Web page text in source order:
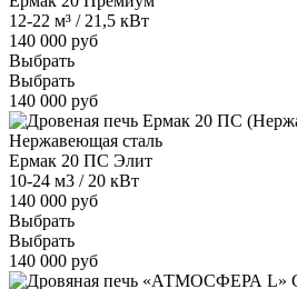
12-22 м³ / 21,5 кВт
140 000 руб
Выбрать
Выбрать
140 000 руб
Нержавеющая сталь
Ермак 20 ПС Элит
10-24 м3 / 20 кВт
140 000 руб
Выбрать
Выбрать
140 000 руб